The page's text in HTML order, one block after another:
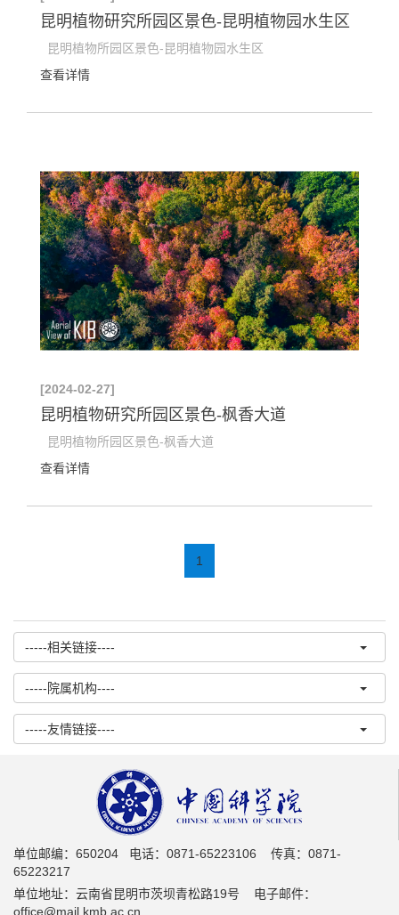
昆明植物研究所园区景色-昆明植物园水生区
昆明植物所园区景色-昆明植物园水生区
查看详情
[2024-02-27]
昆明植物研究所园区景色-枫香大道
昆明植物所园区景色-枫香大道
查看详情
1
-----相关链接----
-----院属机构----
-----友情链接----
单位邮编：650204 电话：0871-65223106 传真：0871-
65223217
单位地址：云南省昆明市茨坝青松路19号 电子邮件：
office@mail.kmb.ac.cn